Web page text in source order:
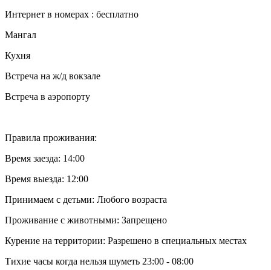
Интернет в номерах : бесплатно
Мангал
Кухня
Встреча на ж/д вокзале
Встреча в аэропорту
Правила проживания:
Время заезда: 14:00
Время выезда: 12:00
Принимаем с детьми: Любого возраста
Проживание с животными: Запрещено
Курение на территории: Разрешено в специальных местах
Тихие часы когда нельзя шуметь 23:00 - 08:00